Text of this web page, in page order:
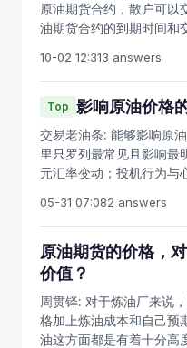
原油期货合约，散户可以
油期货合约的到期时间和
波动的基本规律，由于品
国际原油期货价格波动来
的参考。原油价格的波动
区间波动，要结合实际盘
一个重要特征，就是与外
空高开或低开非常普遍，
合竞价和最大成交量原则
10-02 12:313 answers
Top 影响原油价格
交易老油条: 能够影响原
里只罗列最常见且影响最
元汇率变动；投机行为与
05-31 07:082 answers
原油期货的价格，
价值？
周贯铎: 对于炼油厂来说
格加上炼油成本和自己预
油这方面都是有着十分高